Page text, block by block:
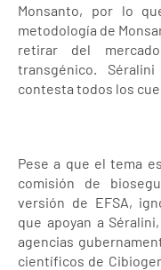
Monsanto, por lo
metodología de
retirar del
transgénico.
contesta todos los
Pese a que el tema
comisión de
versión de EFSA,
que apoyan a
agencias
científicos de